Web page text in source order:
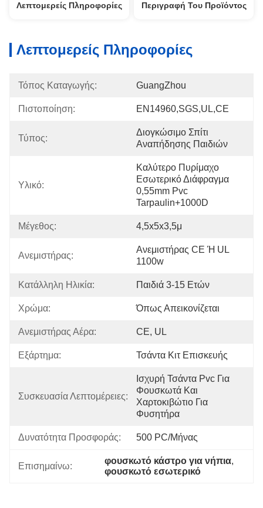
Λεπτομερείς Πληροφορίες Περιγραφή Του Προϊόντος
Λεπτομερείς Πληροφορίες
Τόπος Καταγωγής: GuangZhou
Πιστοποίηση: EN14960,SGS,UL,CE
Τύπος:
Διογκώσιμο Σπίτι
Αναπήδησης Παιδιών
Υλικό:
Καλύτερο Πυρίμαχο
Εσωτερικό Διάφραγμα
0,55mm Pvc
Tarpaulin+1000D
Μέγεθος: 4,5x5x3,5μ
Ανεμιστήρας:
Ανεμιστήρας CE Ή UL
1100w
Κατάλληλη Ηλικία: Παιδιά 3-15 Ετών
Χρώμα: Όπως Απεικονίζεται
Ανεμιστήρας Αέρα: CE, UL
Εξάρτημα: Τσάντα Κιτ Επισκευής
Συσκευασία Λεπτομέρειες:
Ισχυρή Τσάντα Pvc Για
Φουσκωτά Και
Χαρτοκιβώτιο Για
Φυσητήρα
Δυνατότητα Προσφοράς: 500 PC/μήνας
Επισημαίνω:
φουσκωτό κάστρο για νήπια,
φουσκωτό εσωτερικό